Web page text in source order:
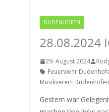
DUDENHOFEN
28.08.2024
29. August 2024
Feuerwehr
Musikverein Dudenhofen
Gestern war